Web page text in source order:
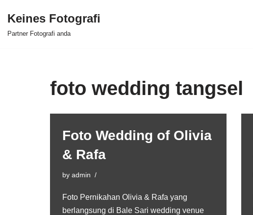
Keines Fotografi
Partner Fotografi anda
foto wedding tangsel
Foto Wedding of Olivia
& Rafa
by admin
Foto Pernikahan Olivia & Rafa yang
berlangsung di Bale Sari wedding venue